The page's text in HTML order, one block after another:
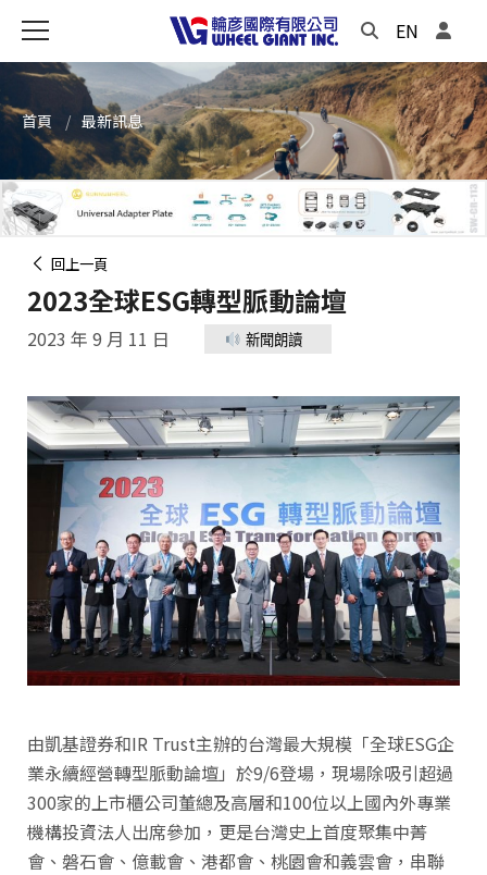
EN
首頁 最新訊息
回上一頁
2023全球ESG轉型脈動論壇
2023 年 9 月 11 日 新聞朗讀
由凱基證券和IR Trust主辦的台灣最大規模「全球ESG企
業永續經營轉型脈動論壇」於9/6登場，現場除吸引超過
300家的上市櫃公司董總及高層和100位以上國內外專業
機構投資法人出席參加，更是台灣史上首度聚集中菁
會、磐石會、億載會、港都會、桃園會和義雲會，串聯